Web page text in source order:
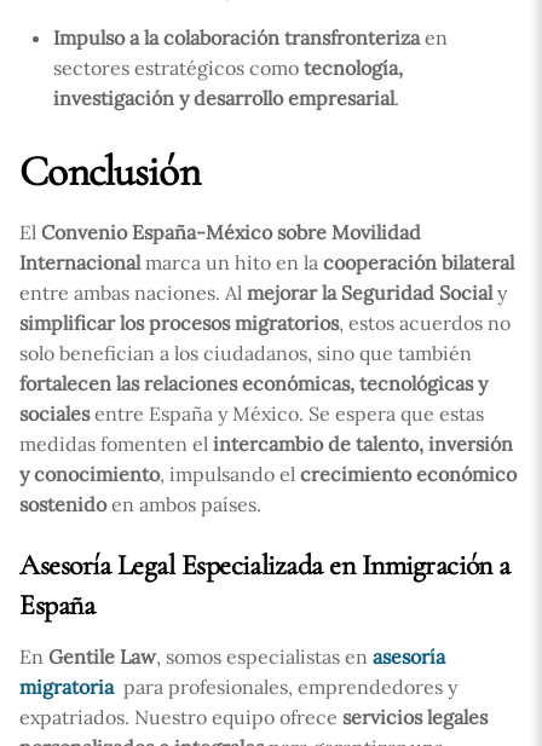
Impulso a la colaboración transfronterizaen
sectores estratégicos comotecnología,
investigación y desarrollo empresarial.
Conclusión
El Convenio España-México sobre Movilidad
Internacional marca un hito en la cooperación bilateral
entre ambas naciones. Al mejorar la Seguridad Social y
simplificar los procesos migratorios, estos acuerdos no
solo benefician a los ciudadanos, sino que también
fortalecen las relaciones económicas, tecnológicas y
socialesentre España y México. Se espera que estas
medidas fomenten el intercambio de talento, inversión
y conocimiento, impulsando el crecimiento económico
sostenidoen ambos países.
Asesoría Legal Especializada en Inmigración a
España
En Gentile Law, somos especialistas en asesoría
migratoriapara profesionales, emprendedores y
expatriados. Nuestro equipo ofrece servicios legales